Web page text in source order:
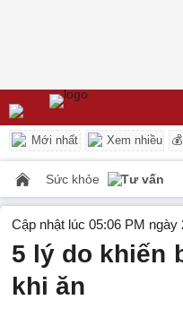
Mới nhất Xem nhiều
Sức khỏe Tư vấn
Cập nhật lúc 05:06 PM ngày
5 lý do khiến
khi ăn